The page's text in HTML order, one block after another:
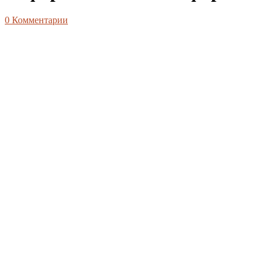
0 Комментарии